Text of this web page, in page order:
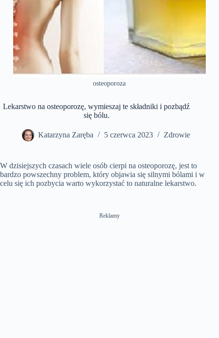
osteoporoza
Lekarstwo na osteoporozę, wymieszaj te składniki i pozbądź
się bólu.
Katarzyna Zaręba 5 czerwca 2023 Zdrowie
W dzisiejszych czasach wiele osób cierpi na osteoporozę, jest to
bardzo powszechny problem, który objawia się silnymi bólami i w
celu się ich pozbycia warto wykorzystać to naturalne lekarstwo.
Reklamy